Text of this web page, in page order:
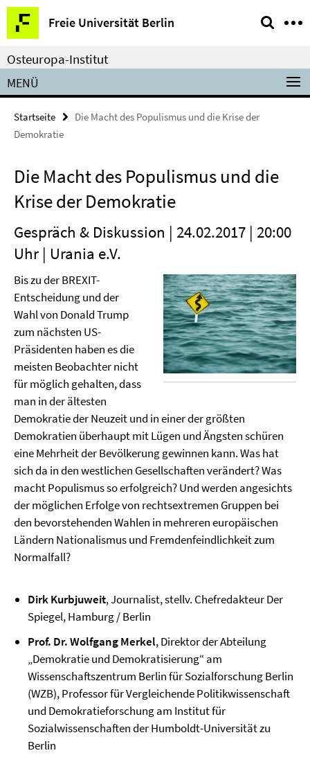
Springe
direkt
zu
Inhalt
Freie Universität Berlin
Service-
Navigation
Osteuropa-Institut
MENÜ
Startseite
Die Macht des Populismus und die Krise der
Demokratie
Die Macht des Populismus und die
Krise der Demokratie
Gespräch & Diskussion | 24.02.2017 | 20:00
Uhr | Urania e.V.
Bis zu der BREXIT-
Entscheidung und der
Wahl von Donald Trump
zum nächsten US-
Präsidenten haben es die
meisten Beobachter nicht
für möglich gehalten, dass
man in der ältesten
Demokratie der Neuzeit und in einer der größten
Demokratien überhaupt mit Lügen und Ängsten schüren
eine Mehrheit der Bevölkerung gewinnen kann. Was hat
sich da in den westlichen Gesellschaften verändert? Was
macht Populismus so erfolgreich? Und werden angesichts
der möglichen Erfolge von rechtsextremen Gruppen bei
den bevorstehenden Wahlen in mehreren europäischen
Ländern Nationalismus und Fremdenfeindlichkeit zum
Normalfall?
Dirk Kurbjuweit, Journalist, stellv. Chefredakteur Der
Spiegel, Hamburg / Berlin
Prof. Dr. Wolfgang Merkel, Direktor der Abteilung
„Demokratie und Demokratisierung“ am
Wissenschaftszentrum Berlin für Sozialforschung Berlin
(WZB), Professor für Vergleichende Politikwissenschaft
und Demokratieforschung am Institut für
Sozialwissenschaften der Humboldt-Universität zu
Berlin